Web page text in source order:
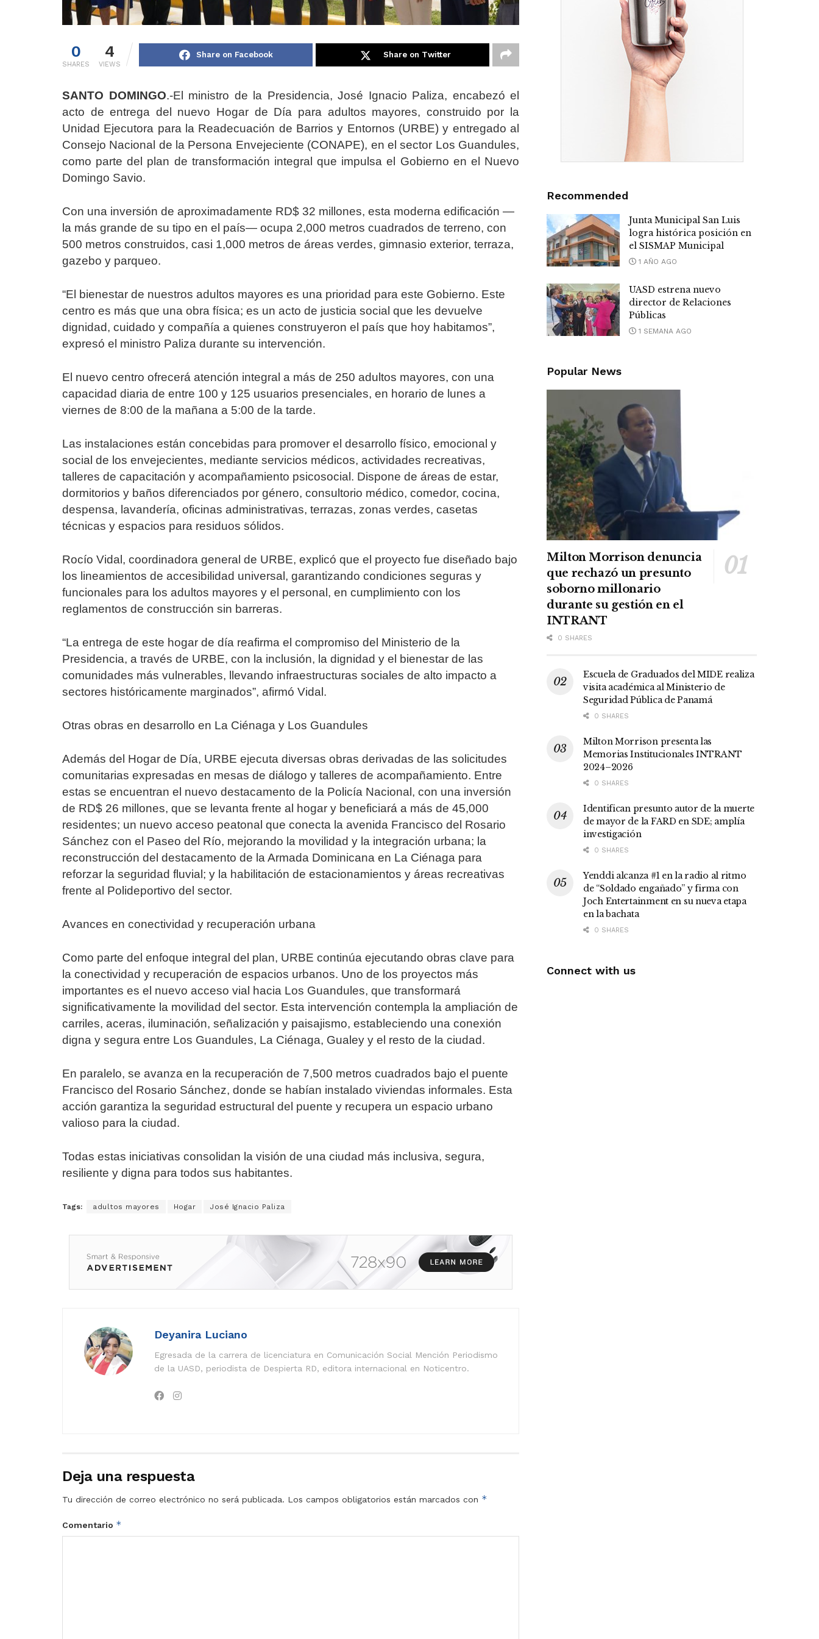
0
SHARES
4
VIEWS
Share on Facebook Share on Twitter
SANTO DOMINGO.-El ministro de la Presidencia, José Ignacio Paliza, encabezó el
acto de entrega del nuevo Hogar de Día para adultos mayores, construido por la
Unidad Ejecutora para la Readecuación de Barrios y Entornos (URBE) y entregado al
Consejo Nacional de la Persona Envejeciente (CONAPE), en el sector Los Guandules,
como parte del plan de transformación integral que impulsa el Gobierno en el Nuevo
Domingo Savio.
Con una inversión de aproximadamente RD$ 32 millones, esta moderna edificación —
la más grande de su tipo en el país— ocupa 2,000 metros cuadrados de terreno, con
500 metros construidos, casi 1,000 metros de áreas verdes, gimnasio exterior, terraza,
gazebo y parqueo.
“El bienestar de nuestros adultos mayores es una prioridad para este Gobierno. Este
centro es más que una obra física; es un acto de justicia social que les devuelve
dignidad, cuidado y compañía a quienes construyeron el país que hoy habitamos”,
expresó el ministro Paliza durante su intervención.
El nuevo centro ofrecerá atención integral a más de 250 adultos mayores, con una
capacidad diaria de entre 100 y 125 usuarios presenciales, en horario de lunes a
viernes de 8:00 de la mañana a 5:00 de la tarde.
Las instalaciones están concebidas para promover el desarrollo físico, emocional y
social de los envejecientes, mediante servicios médicos, actividades recreativas,
talleres de capacitación y acompañamiento psicosocial. Dispone de áreas de estar,
dormitorios y baños diferenciados por género, consultorio médico, comedor, cocina,
despensa, lavandería, oficinas administrativas, terrazas, zonas verdes, casetas
técnicas y espacios para residuos sólidos.
Rocío Vidal, coordinadora general de URBE, explicó que el proyecto fue diseñado bajo
los lineamientos de accesibilidad universal, garantizando condiciones seguras y
funcionales para los adultos mayores y el personal, en cumplimiento con los
reglamentos de construcción sin barreras.
“La entrega de este hogar de día reafirma el compromiso del Ministerio de la
Presidencia, a través de URBE, con la inclusión, la dignidad y el bienestar de las
comunidades más vulnerables, llevando infraestructuras sociales de alto impacto a
sectores históricamente marginados”, afirmó Vidal.
Otras obras en desarrollo en La Ciénaga y Los Guandules
Además del Hogar de Día, URBE ejecuta diversas obras derivadas de las solicitudes
comunitarias expresadas en mesas de diálogo y talleres de acompañamiento. Entre
estas se encuentran el nuevo destacamento de la Policía Nacional, con una inversión
de RD$ 26 millones, que se levanta frente al hogar y beneficiará a más de 45,000
residentes; un nuevo acceso peatonal que conecta la avenida Francisco del Rosario
Sánchez con el Paseo del Río, mejorando la movilidad y la integración urbana; la
reconstrucción del destacamento de la Armada Dominicana en La Ciénaga para
reforzar la seguridad fluvial; y la habilitación de estacionamientos y áreas recreativas
frente al Polideportivo del sector.
Avances en conectividad y recuperación urbana
Como parte del enfoque integral del plan, URBE continúa ejecutando obras clave para
la conectividad y recuperación de espacios urbanos. Uno de los proyectos más
importantes es el nuevo acceso vial hacia Los Guandules, que transformará
significativamente la movilidad del sector. Esta intervención contempla la ampliación de
carriles, aceras, iluminación, señalización y paisajismo, estableciendo una conexión
digna y segura entre Los Guandules, La Ciénaga, Gualey y el resto de la ciudad.
En paralelo, se avanza en la recuperación de 7,500 metros cuadrados bajo el puente
Francisco del Rosario Sánchez, donde se habían instalado viviendas informales. Esta
acción garantiza la seguridad estructural del puente y recupera un espacio urbano
valioso para la ciudad.
Todas estas iniciativas consolidan la visión de una ciudad más inclusiva, segura,
resiliente y digna para todos sus habitantes.
Tags: adultos mayores Hogar José Ignacio Paliza
Deyanira Luciano
Egresada de la carrera de licenciatura en Comunicación Social Mención Periodismo
de la UASD, periodista de Despierta RD, editora internacional en Noticentro.
Deja una respuesta
Tu dirección de correo electrónico no será publicada. Los campos obligatorios están marcados con *
Comentario *
Recommended
Junta Municipal San Luis
logra histórica posición en
el SISMAP Municipal
1 AÑO AGO
UASD estrena nuevo
director de Relaciones
Públicas
1 SEMANA AGO
Popular News
Milton Morrison denuncia
que rechazó un presunto
soborno millonario
durante su gestión en el
INTRANT
0 SHARES
Escuela de Graduados del MIDE realiza
visita académica al Ministerio de
Seguridad Pública de Panamá
0 SHARES
Milton Morrison presenta las
Memorias Institucionales INTRANT
2024–2026
0 SHARES
Identifican presunto autor de la muerte
de mayor de la FARD en SDE; amplía
investigación
0 SHARES
Yenddi alcanza #1 en la radio al ritmo
de “Soldado engañado” y firma con
Joch Entertainment en su nueva etapa
en la bachata
0 SHARES
Connect with us